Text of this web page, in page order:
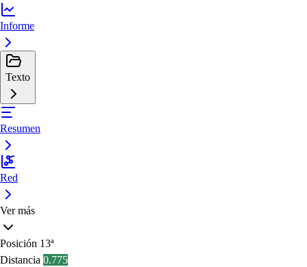
Informe
Texto
Resumen
Red
Ver más
Posición 13ª
Distancia 0.775